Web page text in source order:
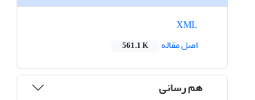
اصل مقاله
561.1 K
هم رسانی